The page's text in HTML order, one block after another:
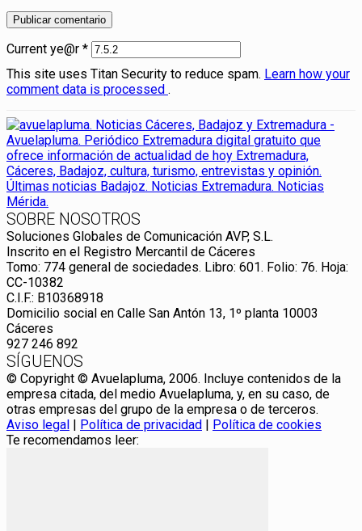
Current ye@r *
This site uses Titan Security to reduce spam. Learn how your
comment data is processed .
SOBRE NOSOTROS
Soluciones Globales de Comunicación AVP, S.L.
Inscrito en el Registro Mercantil de Cáceres
Tomo: 774 general de sociedades. Libro: 601. Folio: 76. Hoja:
CC-10382
C.I.F.: B10368918
Domicilio social en Calle San Antón 13, 1º planta 10003
Cáceres
927 246 892
SÍGUENOS
© Copyright © Avuelapluma, 2006. Incluye contenidos de la
empresa citada, del medio Avuelapluma, y, en su caso, de
otras empresas del grupo de la empresa o de terceros.
Aviso legal
Política de privacidad
Política de cookies
Te recomendamos leer: